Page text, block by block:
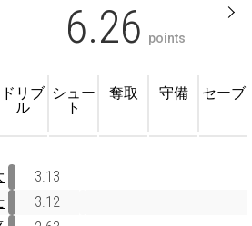
6.26 points
ドリブ
ル
シュー
ト
奪取 守備 セーブ
3.13
3.12